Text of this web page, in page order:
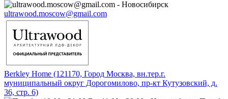
ultrawood.moscow@gmail.com
Berkley Home (121170, Город Москва, вн.тер.г.
муниципальный округ Дорогомилово, пр-кт Кутузовский, д.
36, стр. 6)